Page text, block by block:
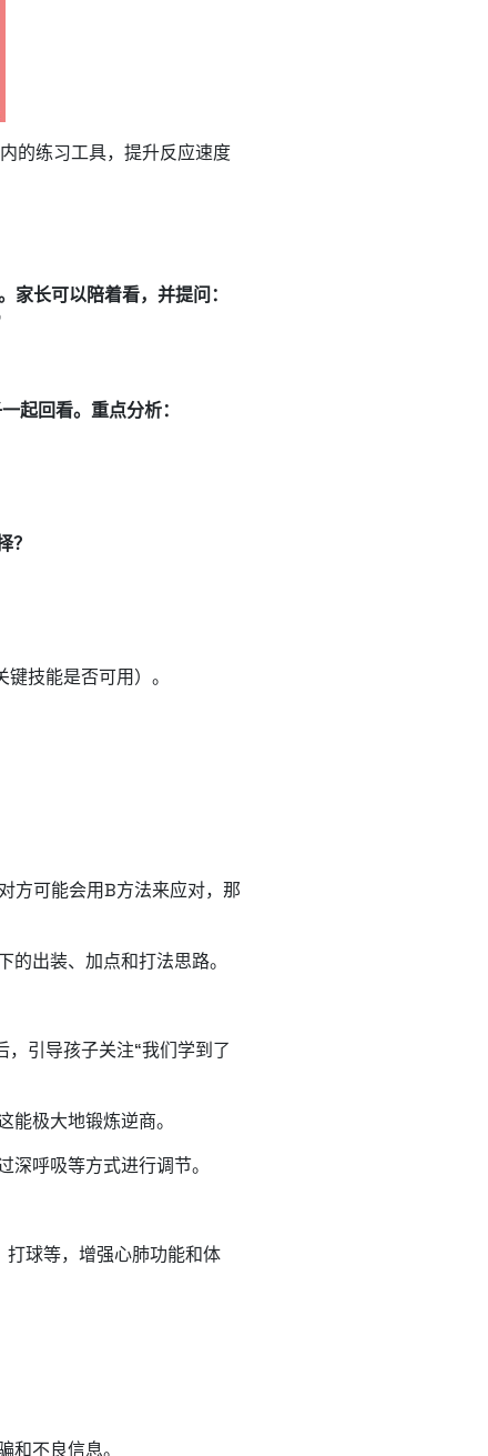
的练习工具，提升反应速度
长可以陪着看，并提问：
起回看。重点分析：
？
技能是否可用）。
方可能会用B方法来应对，那
出装、加点和打法思路。
，引导孩子关注“我们学到了
极大地锻炼逆商。
呼吸等方式进行调节。
打球等，增强心肺功能和体
不良信息。